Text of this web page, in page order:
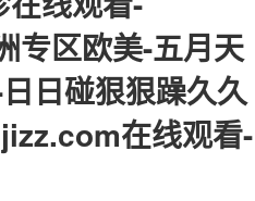
专区欧美-五月天
日碰狠狠躁久久
在线观看-